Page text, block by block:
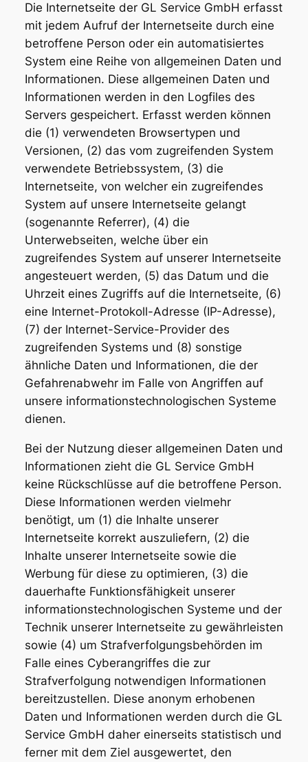
Die Internetseite der GL Service GmbH erfasst
mit jedem Aufruf der Internetseite durch eine
betroffene Person oder ein automatisiertes
System eine Reihe von allgemeinen Daten und
Informationen. Diese allgemeinen Daten und
Informationen werden in den Logfiles des
Servers gespeichert. Erfasst werden können
die (1) verwendeten Browsertypen und
Versionen, (2) das vom zugreifenden System
verwendete Betriebssystem, (3) die
Internetseite, von welcher ein zugreifendes
System auf unsere Internetseite gelangt
(sogenannte Referrer), (4) die
Unterwebseiten, welche über ein
zugreifendes System auf unserer Internetseite
angesteuert werden, (5) das Datum und die
Uhrzeit eines Zugriffs auf die Internetseite, (6)
eine Internet-Protokoll-Adresse (IP-Adresse),
(7) der Internet-Service-Provider des
zugreifenden Systems und (8) sonstige
ähnliche Daten und Informationen, die der
Gefahrenabwehr im Falle von Angriffen auf
unsere informationstechnologischen Systeme
dienen.
Bei der Nutzung dieser allgemeinen Daten und
Informationen zieht die GL Service GmbH
keine Rückschlüsse auf die betroffene Person.
Diese Informationen werden vielmehr
benötigt, um (1) die Inhalte unserer
Internetseite korrekt auszuliefern, (2) die
Inhalte unserer Internetseite sowie die
Werbung für diese zu optimieren, (3) die
dauerhafte Funktionsfähigkeit unserer
informationstechnologischen Systeme und der
Technik unserer Internetseite zu gewährleisten
sowie (4) um Strafverfolgungsbehörden im
Falle eines Cyberangriffes die zur
Strafverfolgung notwendigen Informationen
bereitzustellen. Diese anonym erhobenen
Daten und Informationen werden durch die GL
Service GmbH daher einerseits statistisch und
ferner mit dem Ziel ausgewertet, den